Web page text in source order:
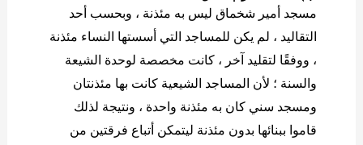
مسجد أمير شخماق ليس به مئذنة ، وبحسب أحد
التقاليد ، لم يكن للمساجد التي أسستها النساء مئذنة
، ووفقًا لتقليد آخر ، كانت مخصصة لوحدة الشيعة
والسنة ؛ لأن المساجد الشيعية كانت بها مئذنتان
ومسجد سني كان به مئذنة واحدة ، ونتيجة لذلك
قاموا ببنائها بدون مئذنة ليتمكن أتباع فرقتين من